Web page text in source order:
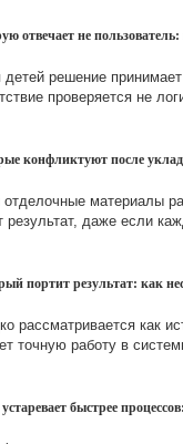
отвечает не
детей решение
проверяется не
конфликтуют после
материалы
результат, даже если
портит результат: как
рассматривается как
точную работу в
быстрее